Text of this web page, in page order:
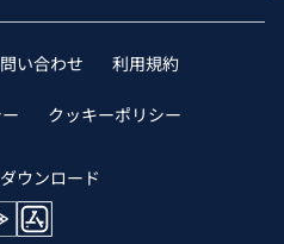
い合わせ 利用規約
クッキーポリシー
ウンロード